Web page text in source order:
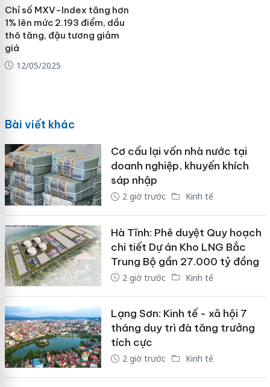
Chỉ số MXV-Index tăng hơn
1% lên mức 2.193 điểm, dầu
thô tăng, đậu tương giảm
giá
12/05/2025
Bài viết khác
Cơ cấu lại vốn nhà nước tại
doanh nghiệp, khuyến khích
sáp nhập
2 giờ trước Kinh tế
Hà Tĩnh: Phê duyệt Quy hoạch
chi tiết Dự án Kho LNG Bắc
Trung Bộ gần 27.000 tỷ đồng
2 giờ trước Kinh tế
Lạng Sơn: Kinh tế - xã hội 7
tháng duy trì đà tăng trưởng
tích cực
2 giờ trước Kinh tế